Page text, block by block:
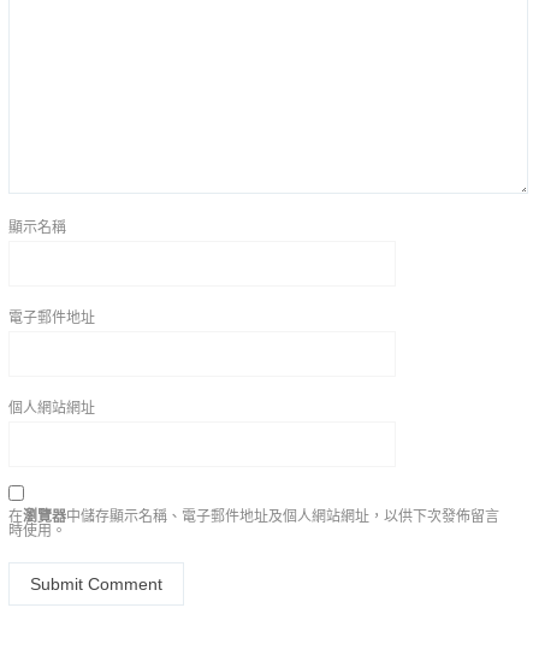
顯示名稱
電子郵件地址
個人網站網址
在瀏覽器中儲存顯示名稱、電子郵件地址及個人網站網址，以供下次發佈留言
時使用。